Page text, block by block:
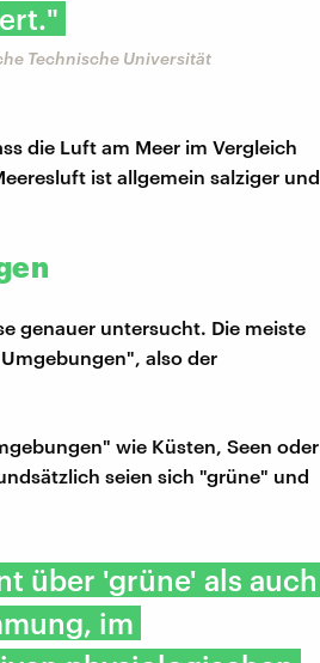
Technische Universität
die Luft am Meer im Vergleich
ist allgemein salziger und
genauer untersucht. Die meiste
also der
wie Küsten, Seen oder
seien sich "grüne" und
über 'grüne' als auch
im